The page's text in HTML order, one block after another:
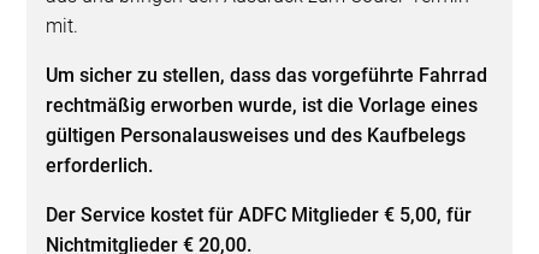
mit.
Um sicher zu stellen, dass das vorgeführte Fahrrad
rechtmäßig erworben wurde, ist die Vorlage eines
gültigen Personalausweises und des Kaufbelegs
erforderlich.
Der Service kostet für ADFC Mitglieder € 5,00, für
Nichtmitglieder € 20,00.